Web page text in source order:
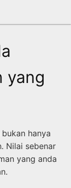
yang
bukan hanya
Nilai sebenar
yang anda